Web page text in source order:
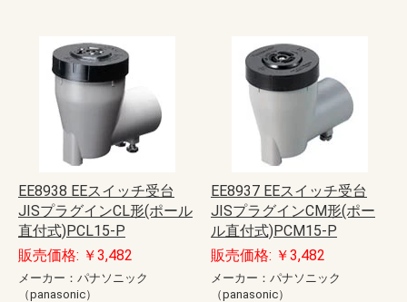
EE8938 EEスイッチ受台
JISプラグインCL形(ポール
直付式)PCL15-P
販売価格: ￥3,482
メーカー：パナソニック
（panasonic）
EE8937 EEスイッチ受台
JISプラグインCM形(ポー
ル直付式)PCM15-P
販売価格: ￥3,482
メーカー：パナソニック
（panasonic）